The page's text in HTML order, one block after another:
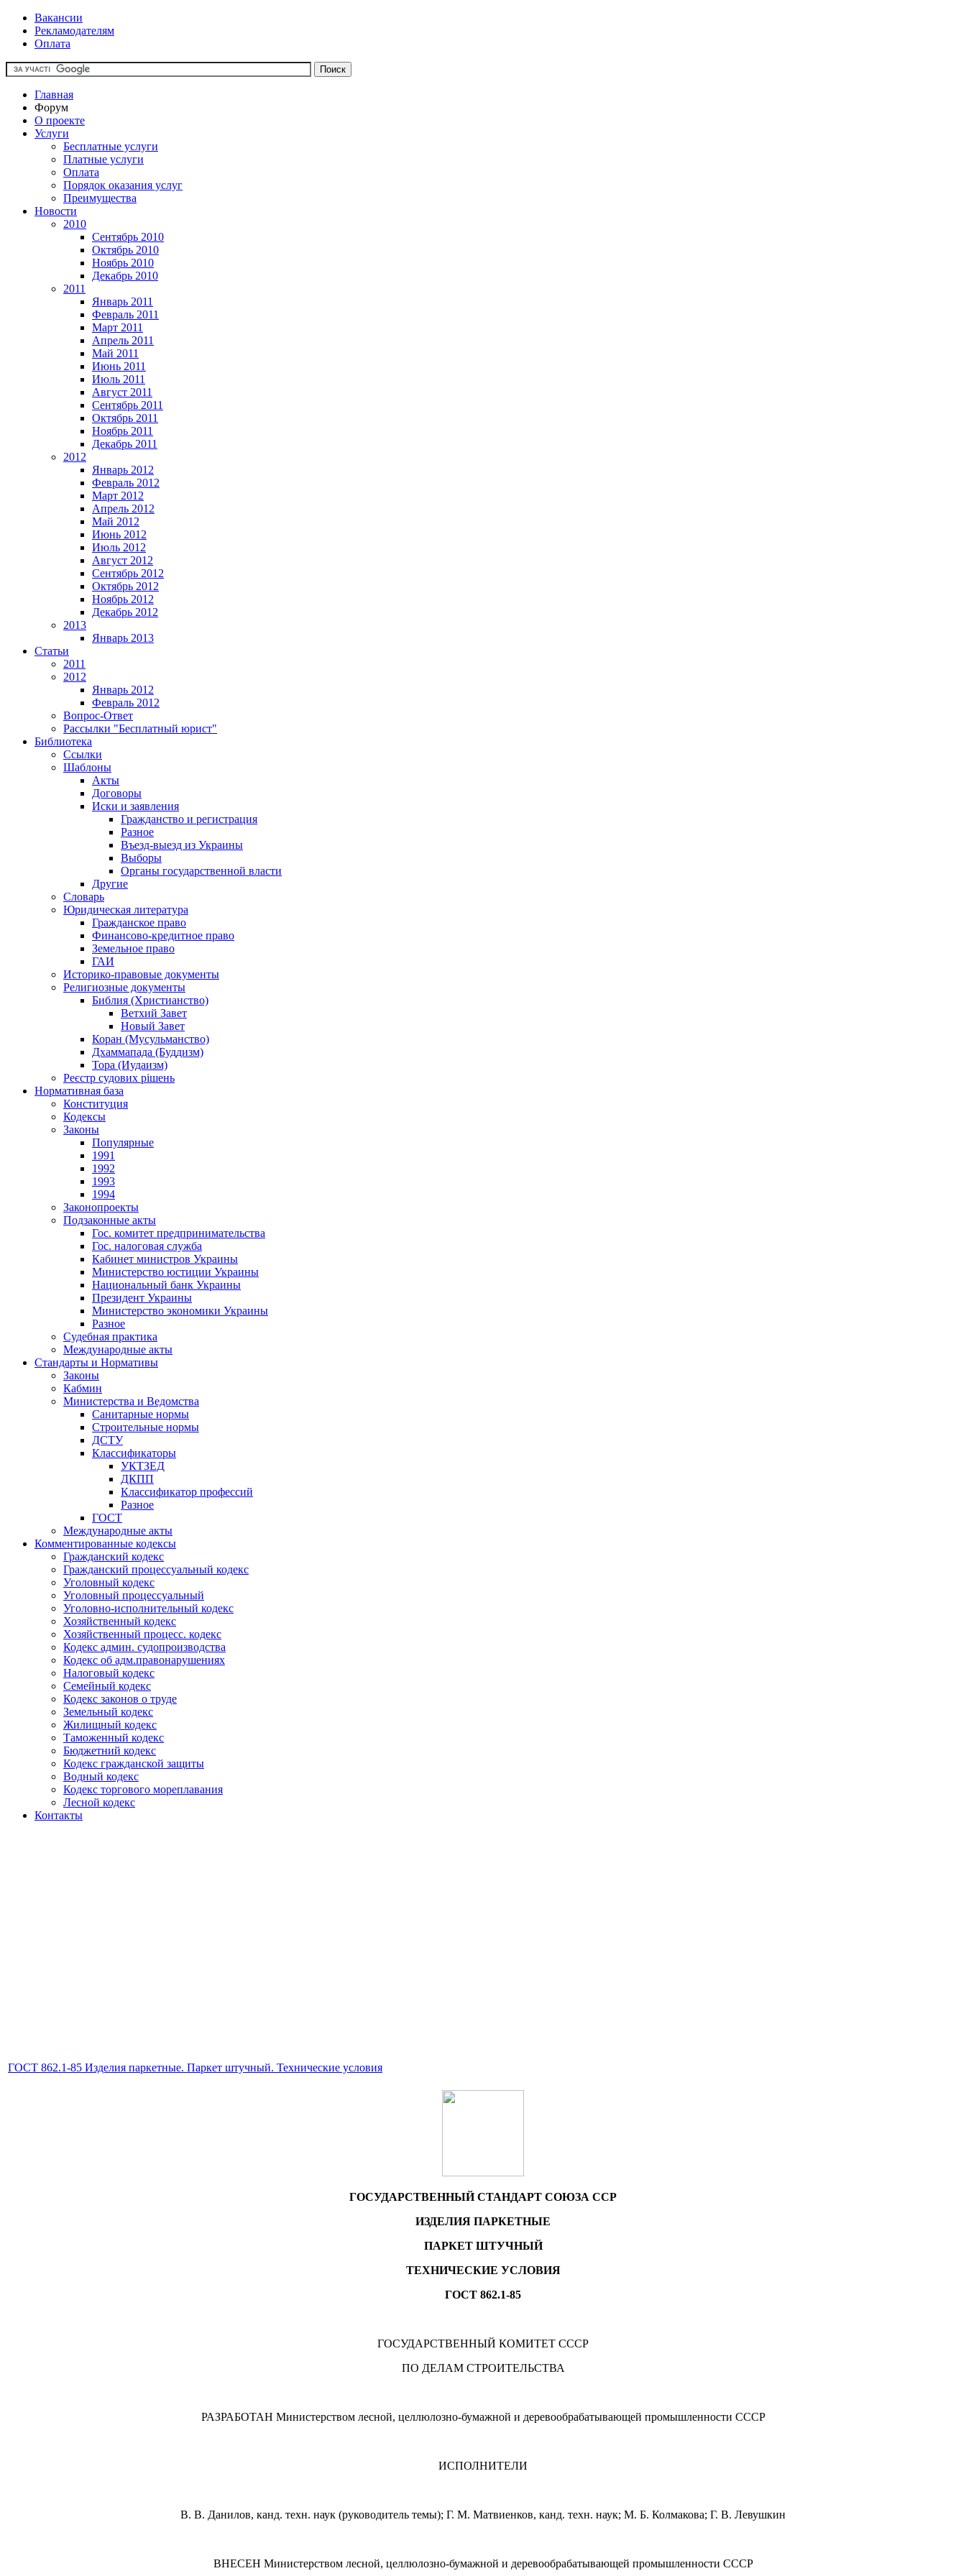
Вакансии
Рекламодателям
Оплата
Главная
Форум
О проекте
Услуги
Бесплатные услуги
Платные услуги
Оплата
Порядок оказания услуг
Преимущества
Новости
2010
Сентябрь 2010
Октябрь 2010
Ноябрь 2010
Декабрь 2010
2011
Январь 2011
Февраль 2011
Март 2011
Апрель 2011
Май 2011
Июнь 2011
Июль 2011
Август 2011
Сентябрь 2011
Октябрь 2011
Ноябрь 2011
Декабрь 2011
2012
Январь 2012
Февраль 2012
Март 2012
Апрель 2012
Май 2012
Июнь 2012
Июль 2012
Август 2012
Сентябрь 2012
Октябрь 2012
Ноябрь 2012
Декабрь 2012
2013
Январь 2013
Статьи
2011
2012
Январь 2012
Февраль 2012
Вопрос-Ответ
Рассылки "Бесплатный юрист"
Библиотека
Ссылки
Шаблоны
Акты
Договоры
Иски и заявления
Гражданство и регистрация
Разное
Въезд-выезд из Украины
Выборы
Органы государственной власти
Другие
Словарь
Юридическая литература
Гражданское право
Финансово-кредитное право
Земельное право
ГАИ
Историко-правовые документы
Религиозные документы
Библия (Христианство)
Ветхий Завет
Новый Завет
Коран (Мусульманство)
Дхаммапада (Буддизм)
Тора (Иудаизм)
Реєстр судових рішень
Нормативная база
Конституция
Кодексы
Законы
Популярные
1991
1992
1993
1994
Законопроекты
Подзаконные акты
Гос. комитет предпринимательства
Гос. налоговая служба
Кабинет министров Украины
Министерство юстиции Украины
Национальный банк Украины
Президент Украины
Министерство экономики Украины
Разное
Судебная практика
Международные акты
Стандарты и Нормативы
Законы
Кабмин
Министерства и Ведомства
Санитарные нормы
Строительные нормы
ДСТУ
Классификаторы
УКТЗЕД
ДКПП
Классификатор профессий
Разное
ГОСТ
Международные акты
Комментированные кодексы
Гражданский кодекс
Гражданский процессуальный кодекс
Уголовный кодекс
Уголовный процессуальный
Уголовно-исполнительный кодекс
Хозяйственный кодекс
Хозяйственный процесс. кодекс
Кодекс админ. судопроизводства
Кодекс об адм.правонарушениях
Налоговый кодекс
Семейный кодекс
Кодекс законов о труде
Земельный кодекс
Жилищный кодекс
Таможенный кодекс
Бюджетний кодекс
Кодекс гражданской защиты
Водный кодекс
Кодекс торгового мореплавания
Лесной кодекс
Контакты
ГОСТ 862.1-85 Изделия паркетные. Паркет штучный. Технические условия
ГОСУДАРСТВЕННЫЙ СТАНДАРТ СОЮЗА ССР
ИЗДЕЛИЯ ПАРКЕТНЫЕ
ПАРКЕТ ШТУЧНЫЙ
ТЕХНИЧЕСКИЕ УСЛОВИЯ
ГОСТ 862.1-85
ГОСУДАРСТВЕННЫЙ КОМИТЕТ СССР
ПО ДЕЛАМ СТРОИТЕЛЬСТВА
РАЗРАБОТАН Министерством лесной, целлюлозно-бумажной и деревообрабатывающей промышленности СССР
ИСПОЛНИТЕЛИ
В. В. Данилов, канд. техн. наук (руководитель темы); Г. М. Матвиенков, канд. техн. наук; М. Б. Колмакова; Г. В. Левушкин
ВНЕСЕН Министерством лесной, целлюлозно-бумажной и деревообрабатывающей промышленности СССР